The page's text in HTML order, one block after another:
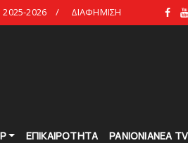
2026 ΔΙΑΦΗΜΙΣΗ
ΕΠΙΚΑΙΡΟΤΗΤΑ PANIONIANEA TV